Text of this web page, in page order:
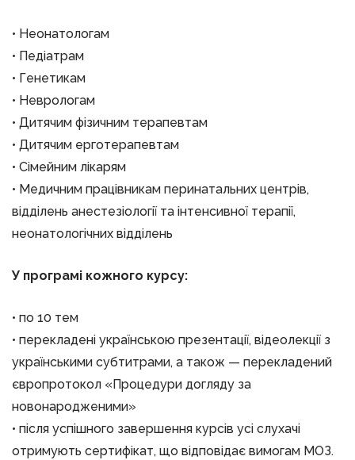
• Неонатологам
• Педіатрам
• Генетикам
• Неврологам
• Дитячим фізичним терапевтам
• Дитячим ерготерапевтам
• Сімейним лікарям
• Медичним працівникам перинатальних центрів,
відділень анестезіології та інтенсивної терапії,
неонатологічних відділень
У програмі кожного курсу:
• по 10 тем
• перекладені українською презентації, відеолекції з
українськими субтитрами, а також — перекладений
європротокол «Процедури догляду за
новонародженими»
• після успішного завершення курсів усі слухачі
отримують сертифікат, що відповідає вимогам МОЗ.